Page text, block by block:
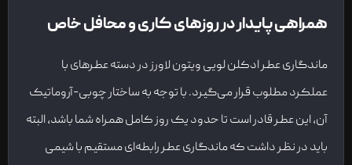
همراهی پایدار در روزهای کاری و محافل خاص
ماندگاری عطر ادکلن لویی ویتون لاورز در دسته عطرهای با
عملکرد مطلوب قرار می‌گیرد. با توجه به ساختار چوبی-آروماتیک
آن، این عطر قادر است تا حدود یک روز کامل همراه شما باشد، البته
باید در نظر داشت که ماندگاری عطر رابطه‌ای مستقیم با شیمی